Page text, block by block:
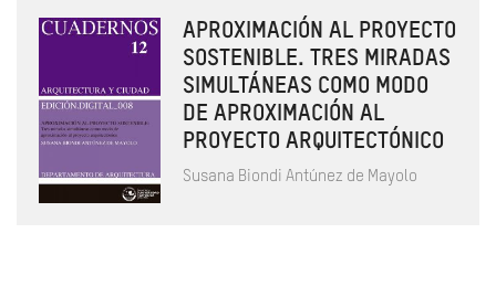
APROXIMACIÓN AL PROYECTO
SOSTENIBLE. TRES MIRADAS
SIMULTÁNEAS COMO MODO
DE APROXIMACIÓN AL
PROYECTO ARQUITECTÓNICO
Susana Biondi Antúnez de Mayolo